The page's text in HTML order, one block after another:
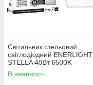
Cвітильник стельовий
світлодіодний ENERLIGHT
STELLA 40Вт 6500K
В наявності